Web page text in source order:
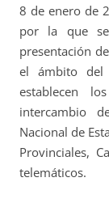
8 de enero de
por la que
presentación
el ámbito del
establecen
intercambio
Nacional de
Provinciales,
telemáticos.